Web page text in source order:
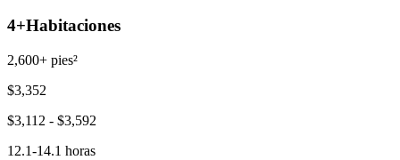
4+Habitaciones
2,600+ pies²
$3,352
$3,112 - $3,592
12.1-14.1 horas